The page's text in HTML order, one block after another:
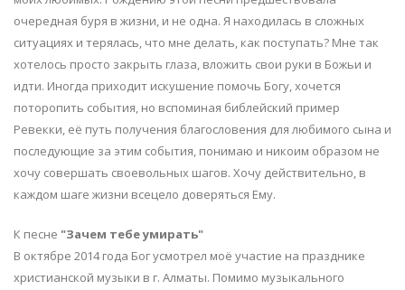
очередная буря в жизни, и не одна. Я находилась в сложных
ситуациях и терялась, что мне делать, как поступать? Мне так
хотелось просто закрыть глаза, вложить свои руки в Божьи и
идти. Иногда приходит искушение помочь Богу, хочется
поторопить события, но вспоминая библейский пример
Ревекки, её путь получения благословения для любимого сына и
последующие за этим события, понимаю и никоим образом не
хочу совершать своевольных шагов. Хочу действительно, в
каждом шаге жизни всецело доверяться Ему.
К песне "Зачем тебе умирать"
В октябре 2014 года Бог усмотрел моё участие на празднике
христианской музыки в г. Алматы. Помимо музыкального